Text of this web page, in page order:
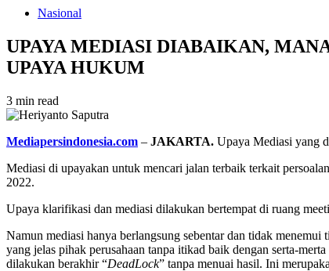
Nasional
UPAYA MEDIASI DIABAIKAN,
UPAYA HUKUM
3 min read
Mediapersindonesia.com – JAKARTA. Upaya Mediasi yang
Mediasi di upayakan untuk mencari jalan terbaik terkait
2022.
Upaya klarifikasi dan mediasi dilakukan bertempat di ruang
Namun mediasi hanya berlangsung sebentar dan tidak
yang jelas pihak perusahaan tanpa itikad baik dengan serta-
dilakukan berakhir “DeadLock” tanpa menuai hasil. Ini